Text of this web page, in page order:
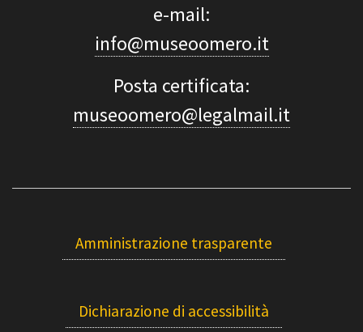
e-mail:
info@museoomero.it
Posta certificata:
museoomero@legalmail.it
Amministrazione trasparente
Dichiarazione di accessibilità